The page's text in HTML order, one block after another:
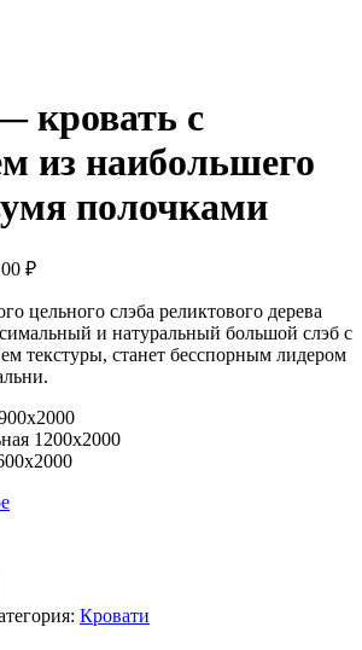
кровать с
из наибольшего
полочками
₽
цельного слэба реликтового дерева
и натуральный большой слэб с
текстуры, станет бесспорным лидером
1200х2000
Кровати